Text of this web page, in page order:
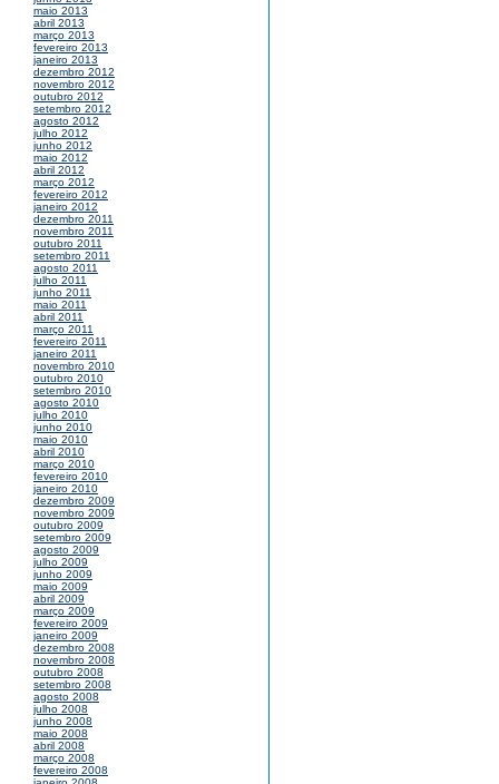
maio 2013
abril 2013
março 2013
fevereiro 2013
janeiro 2013
dezembro 2012
novembro 2012
outubro 2012
setembro 2012
agosto 2012
julho 2012
junho 2012
maio 2012
abril 2012
março 2012
fevereiro 2012
janeiro 2012
dezembro 2011
novembro 2011
outubro 2011
setembro 2011
agosto 2011
julho 2011
junho 2011
maio 2011
abril 2011
março 2011
fevereiro 2011
janeiro 2011
novembro 2010
outubro 2010
setembro 2010
agosto 2010
julho 2010
junho 2010
maio 2010
abril 2010
março 2010
fevereiro 2010
janeiro 2010
dezembro 2009
novembro 2009
outubro 2009
setembro 2009
agosto 2009
julho 2009
junho 2009
maio 2009
abril 2009
março 2009
fevereiro 2009
janeiro 2009
dezembro 2008
novembro 2008
outubro 2008
setembro 2008
agosto 2008
julho 2008
junho 2008
maio 2008
abril 2008
março 2008
fevereiro 2008